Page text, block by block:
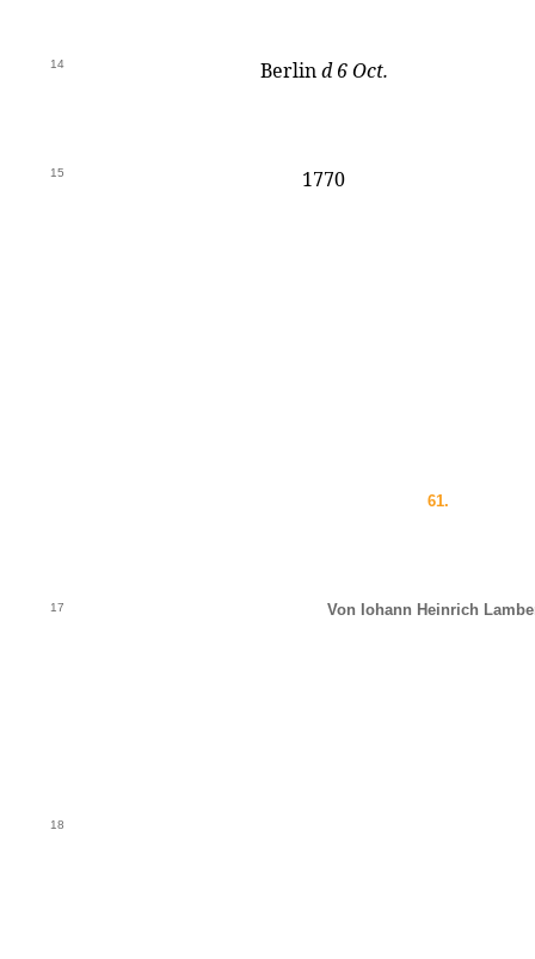
14 Berlind 6 Oct.
15 1770
61.
17 Von Iohann Heinrich
18